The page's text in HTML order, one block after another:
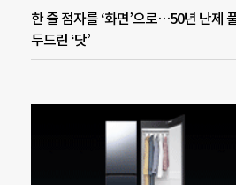
한 줄 점자를 ‘화면’으로…50년 난제
두드린 ‘닷’